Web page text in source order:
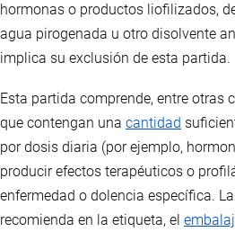
hormonas o productos liofilizados,
agua pirogenada u otro disolvente
implica su exclusión de esta partida.
Esta partida comprende, entre otras
que contengan una cantidad
por dosis diaria (por ejemplo,
producir efectos terapéuticos o
enfermedad o dolencia específica.
recomienda en la etiqueta, el